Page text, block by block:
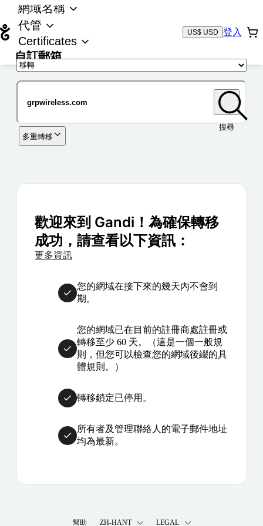
網域名稱
代管
Certificates
自訂郵箱
US$ USD 登入
搜尋
多重轉移
歡迎來到 Gandi！為確保轉移
成功，請查看以下資訊：
更多資訊
您的網域在接下來的幾天內不會到
期。
您的網域已在目前的註冊商處註冊或
轉移至少 60 天。（這是一個一般規
則，但您可以檢查您的網域後綴的具
體規則。）
轉移鎖定已停用。
所有者及管理聯絡人的電子郵件地址
均為最新。
幫助 ZH-HANT LEGAL